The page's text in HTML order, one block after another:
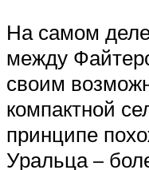
На самом
между
своим
компактной
принципе
Уральца –